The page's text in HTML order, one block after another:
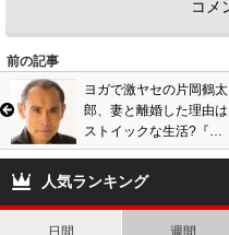
前の記事
ヨガで激ヤセの片岡鶴太
郎、妻と離婚した理由は
ストイックな生活?『ダ
ウンタウンなう』で結婚
38年で別れた経緯明かす
人気ランキング
日間 週間